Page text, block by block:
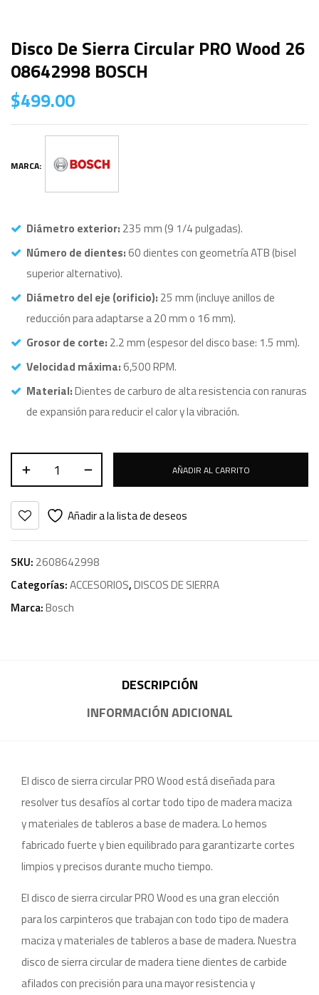
Disco De Sierra Circular PRO Wood 26
08642998 BOSCH
$499.00
MARCA:
Diámetro exterior: 235 mm (9 1/4 pulgadas).
Número de dientes:60 dientes con geometría ATB (bisel
superior alternativo).
Diámetro del eje (orificio): 25 mm (incluye anillos de
reducción para adaptarse a 20 mm o 16 mm).
Grosor de corte: 2.2 mm (espesor del disco base: 1.5 mm).
Velocidad máxima:6,500 RPM.
Material:Dientes de carburo de alta resistencia con ranuras
de expansión para reducir el calor y la vibración.
AÑADIR AL CARRITO
Añadir a la lista de deseos
SKU: 2608642998
Categorías:ACCESORIOS,DISCOS DE SIERRA
Marca:Bosch
DESCRIPCIÓN
INFORMACIÓN ADICIONAL
El disco de sierra circular PRO Wood está diseñada para
resolver tus desafíos al cortar todo tipo de madera maciza
y materiales de tableros a base de madera. Lo hemos
fabricado fuerte y bien equilibrado para garantizarte cortes
limpios y precisos durante mucho tiempo.
El disco de sierra circular PRO Wood es una gran elección
para los carpinteros que trabajan con todo tipo de madera
maciza y materiales de tableros a base de madera. Nuestra
disco de sierra circular de madera tiene dientes de carbide
afilados con precisión para una mayor resistencia y